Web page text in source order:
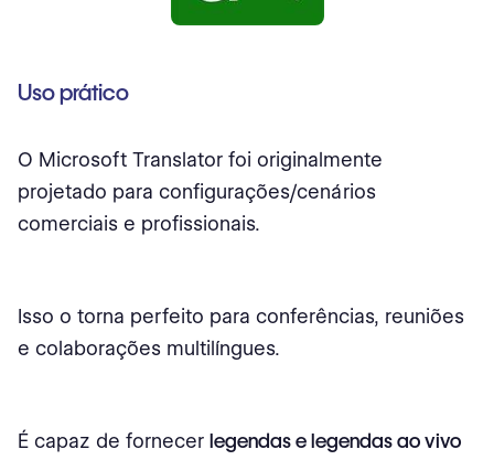
Uso prático
O Microsoft Translator foi originalmente
projetado para configurações/cenários
comerciais e profissionais.
Isso o torna perfeito para conferências, reuniões
e colaborações multilíngues.
É capaz de fornecer legendas e legendas ao vivo